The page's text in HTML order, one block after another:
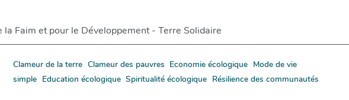
la Faim et pour le Développement - Terre Solidaire
Clameur de la terre Clameur des pauvres Economie écologique Mode de vie
simple Education écologique Spiritualité écologique Résilience des communautés